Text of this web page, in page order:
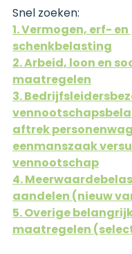
Snel zoeken:
1. Vermogen, erf- en
schenkbelasting
2. Arbeid, loon en
maatregelen
3.
aftrek
eenmanszaak
vennootschap
4.
aandelen (nieuw
5. Overige
maatregelen